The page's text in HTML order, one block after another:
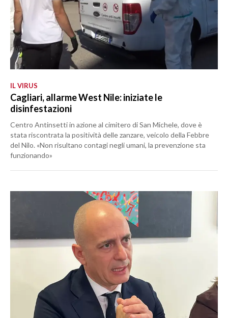
IL VIRUS
Cagliari, allarme West Nile: iniziate le
disinfestazioni
Centro Antinsetti in azione al cimitero di San Michele, dove è
stata riscontrata la positività delle zanzare, veicolo della Febbre
del Nilo. «Non risultano contagi negli umani, la prevenzione sta
funzionando»